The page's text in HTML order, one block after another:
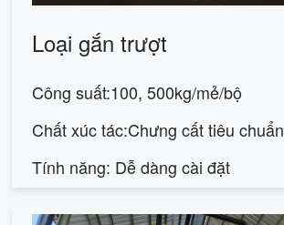
Loại gắn trượt
Công suất:100, 500kg/mẻ/bộ
Chất xúc tác:Chưng cất tiêu chuẩn
Tính năng: Dễ dàng cài đặt